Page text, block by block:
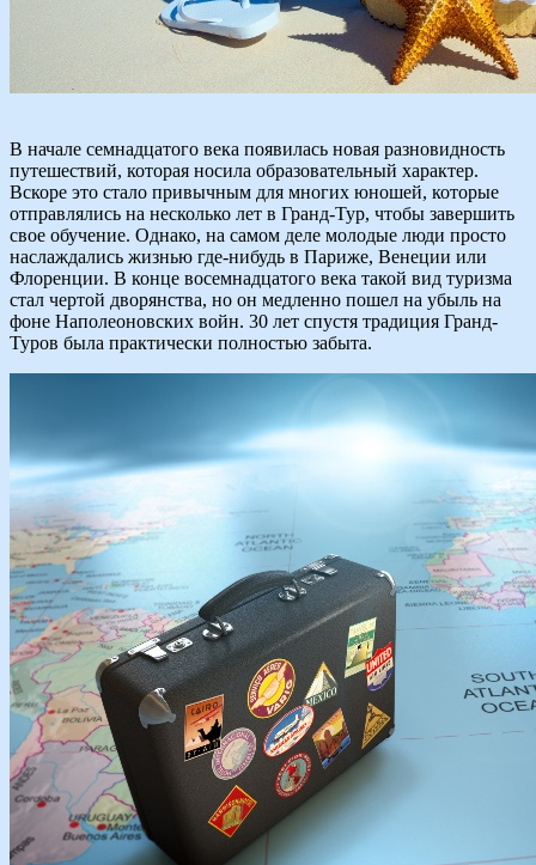
В начале семнадцатого века появилась новая разновидность
путешествий, которая носила образовательный характер.
Вскоре это стало привычным для многих юношей, которые
отправлялись на несколько лет в Гранд-Тур, чтобы завершить
свое обучение. Однако, на самом деле молодые люди просто
наслаждались жизнью где-нибудь в Париже, Венеции или
Флоренции. В конце восемнадцатого века такой вид туризма
стал чертой дворянства, но он медленно пошел на убыль на
фоне Наполеоновских войн. 30 лет спустя традиция Гранд-
Туров была практически полностью забыта.